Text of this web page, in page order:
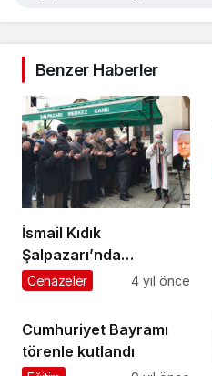
Benzer Haberler
İsmail Kıdık
Şalpazarı’nda
ebediyete uğurlandı
Cenazeler 4 yıl önce
Cumhuriyet Bayramı
törenle kutlandı